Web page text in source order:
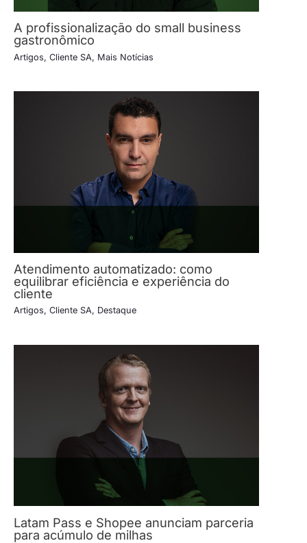
A profissionalização do small business
gastronômico
Artigos, Cliente SA, Mais Notícias
Atendimento automatizado: como
equilibrar eficiência e experiência do
cliente
Artigos, Cliente SA, Destaque
Latam Pass e Shopee anunciam parceria
para acúmulo de milhas